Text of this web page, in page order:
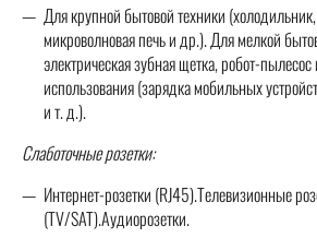
Для крупной бытовой техники
микроволновая печь и др.). Для мелкой
электрическая зубная щетка, робот-
использования (зарядка мобильных
и т. д.).
Слаботочные розетки:
Интернет-розетки (RJ45).Телевизионные
(TV/SAT).Аудиорозетки.